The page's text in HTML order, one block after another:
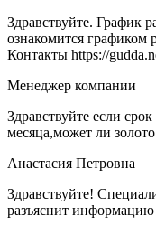
Здравствуйте. График
ознакомится графиком
Контакты https://
Менеджер компании
Здравствуйте если
месяца,может ли
Анастасия Петровна
Здравствуйте!
разъяснит